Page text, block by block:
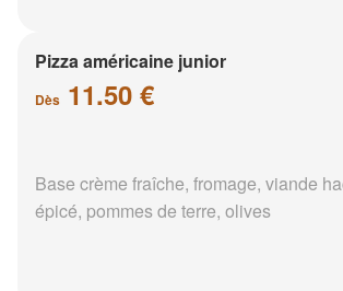
Pizza américaine junior
Dès 11.50 €
Base crème fraîche, fromage, viande
épicé, pommes de terre, olives